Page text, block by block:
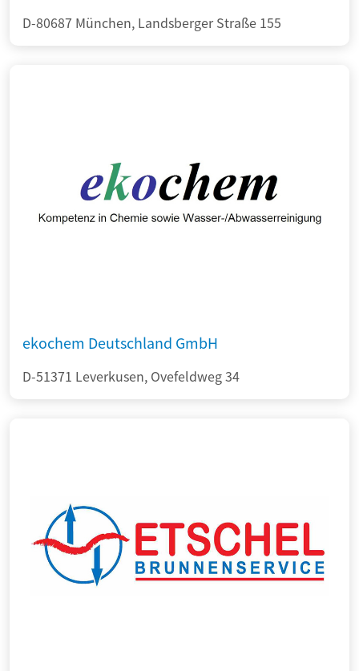
D-80687 München, Landsberger Straße 155
ekochem Deutschland GmbH
D-51371 Leverkusen, Ovefeldweg 34